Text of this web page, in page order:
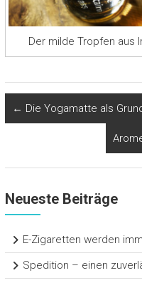
Der milde Tropfen aus
← Die Yogamatte als
Neueste Beiträge
E-Zigaretten werden
Spedition – einen